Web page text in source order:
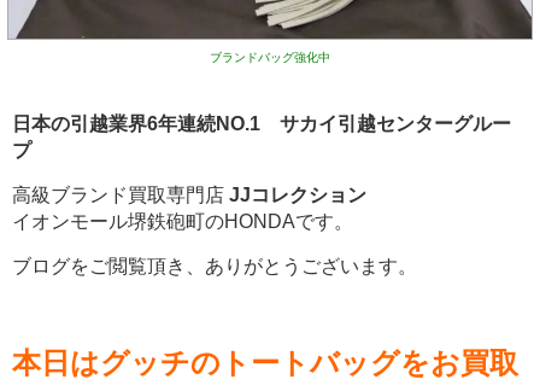
ブランドバッグ強化中
日本の引越業界6年連続NO.1 サカイ引越センターグルー
プ
高級ブランド買取専門店 JJコレクション
イオンモール堺鉄砲町のHONDAです。
ブログをご閲覧頂き、ありがとうございます。
本日はグッチのトートバッグをお買取